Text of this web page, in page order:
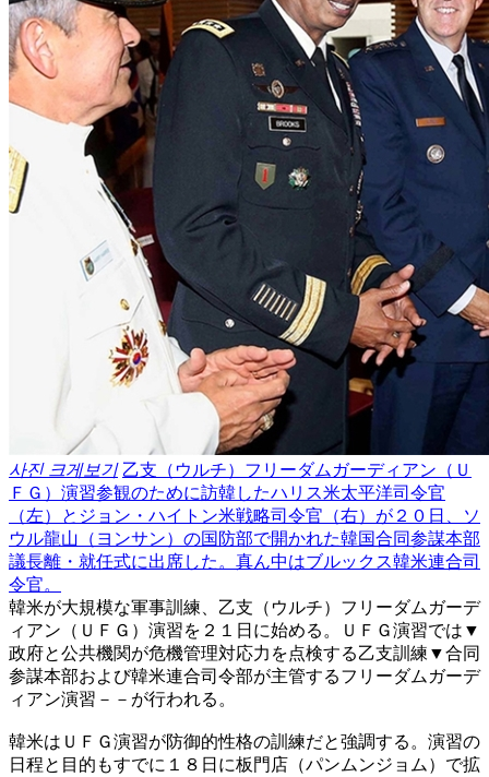
사진 크게보기 乙支（ウルチ）フリーダムガーディアン（Ｕ
ＦＧ）演習参観のために訪韓したハリス米太平洋司令官
（左）とジョン・ハイトン米戦略司令官（右）が２０日、ソ
ウル龍山（ヨンサン）の国防部で開かれた韓国合同参謀本部
議長離・就任式に出席した。真ん中はブルックス韓米連合司
令官。
韓米が大規模な軍事訓練、乙支（ウルチ）フリーダムガーデ
ィアン（ＵＦＧ）演習を２１日に始める。ＵＦＧ演習では▼
政府と公共機関が危機管理対応力を点検する乙支訓練▼合同
参謀本部および韓米連合司令部が主管するフリーダムガーデ
ィアン演習－－が行われる。
韓米はＵＦＧ演習が防御的性格の訓練だと強調する。演習の
日程と目的もすでに１８日に板門店（パンムンジョム）で拡